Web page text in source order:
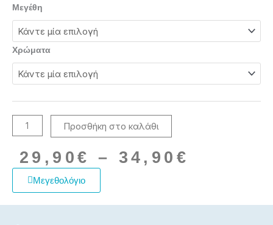
Μεγέθη
Χρώματα
Men's
Corduroy
Jacket
with
sleeves
in
a
slim
GS-
5016
GREEN
Double
ποσότητα
Προσθήκη στο καλάθι
29,90 € – 34,90 €
34,90€
Μεγεθολόγιο